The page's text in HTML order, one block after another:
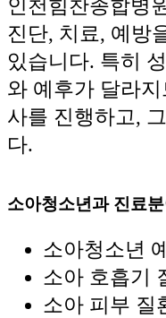
인천힘찬종합병
진단, 치료, 예방
있습니다. 특히
와 예후가 달라
사를 진행하고,
다.
소아청소년과 진료
소아청소년
소아 호흡기
소아 피부 질